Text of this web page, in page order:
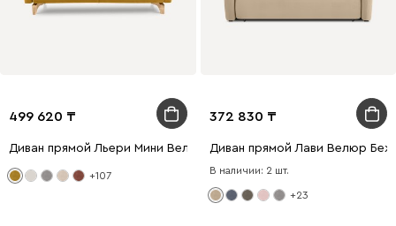
499 620
Диван прямой Льери Мини Велюр Горчичный
+107
372 830
Диван прямой Лави Велюр
В наличии: 2 шт.
+23